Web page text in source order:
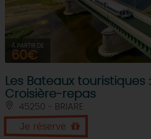
À PARTIR DE
60€
Les Bateaux touristiques :
Croisière-repas
45250 - BRIARE
Je réserve